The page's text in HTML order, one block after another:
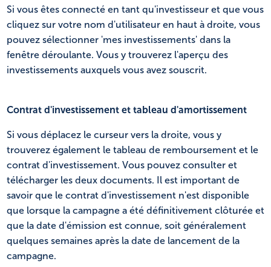
Si vous êtes connecté en tant qu'investisseur et que vous
cliquez sur votre nom d'utilisateur en haut à droite, vous
pouvez sélectionner 'mes investissements' dans la
fenêtre déroulante. Vous y trouverez l'aperçu des
investissements auxquels vous avez souscrit.
Contrat d'investissement et tableau d'amortissement
Si vous déplacez le curseur vers la droite, vous y
trouverez également le tableau de remboursement et le
contrat d'investissement. Vous pouvez consulter et
télécharger les deux documents. Il est important de
savoir que le contrat d'investissement n'est disponible
que lorsque la campagne a été définitivement clôturée et
que la date d'émission est connue, soit généralement
quelques semaines après la date de lancement de la
campagne.